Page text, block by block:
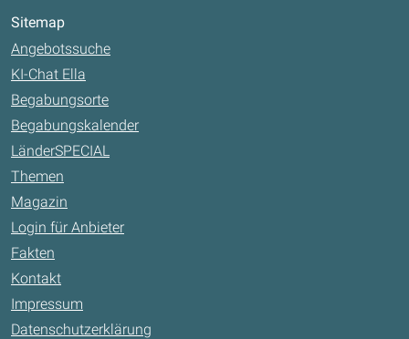
Sitemap
Angebotssuche
KI-Chat Ella
Begabungsorte
Begabungskalender
LänderSPECIAL
Themen
Magazin
Login für Anbieter
Fakten
Kontakt
Impressum
Datenschutzerklärung